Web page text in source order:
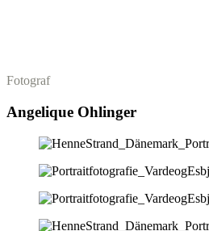
Fotograf
Angelique Ohlinger